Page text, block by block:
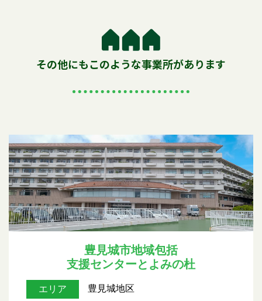
その他にもこのような事業所があります
豊見城市地域包括
支援センターとよみの杜
エリア 豊見城地区